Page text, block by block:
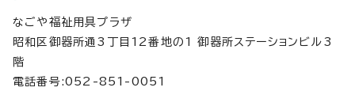
なごや福祉用具プラザ
昭和区御器所通3丁目12番地の1 御器所ステーションビル3
階
電話番号:052-851-0051